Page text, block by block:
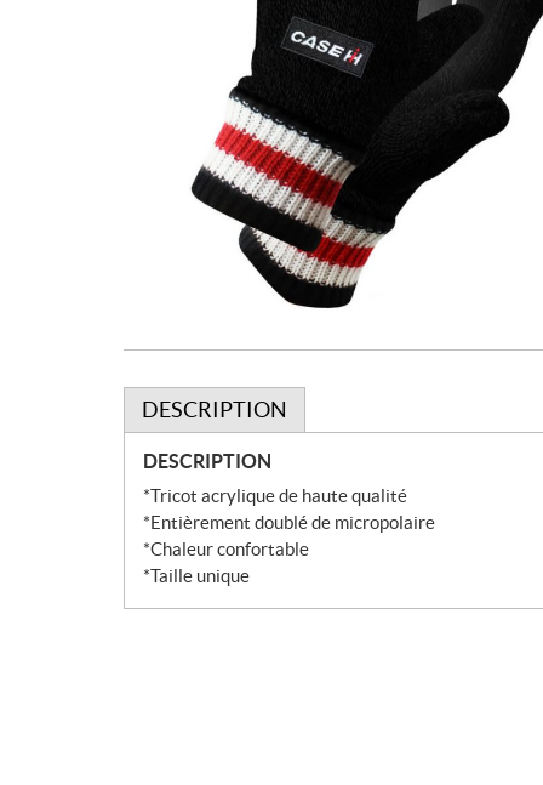
DESCRIPTION
DESCRIPTION
*Tricot acrylique de haute qualité
*Entièrement doublé de micropolaire
*Chaleur confortable
*Taille unique